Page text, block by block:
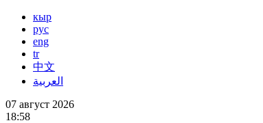
кыр
рус
eng
tr
中文
العربية
07 август 2026
18:58